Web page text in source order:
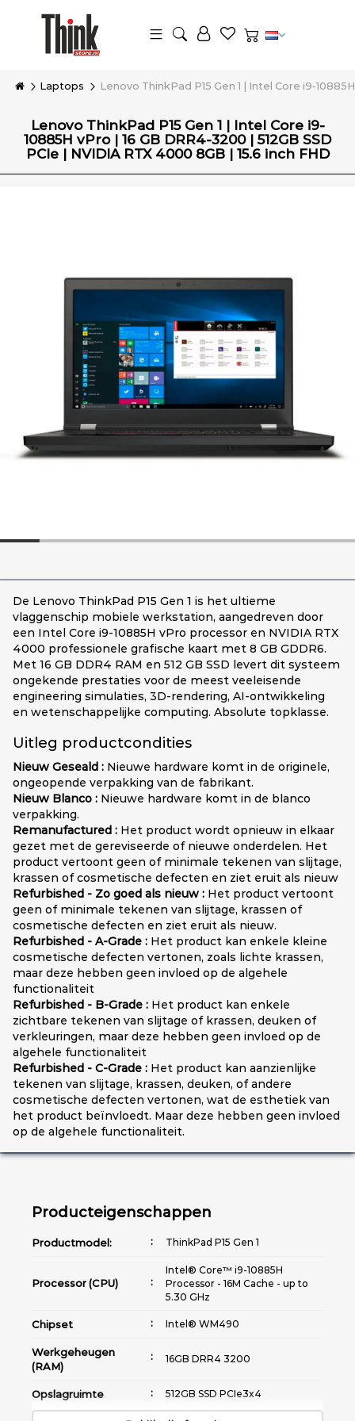
Laptops Lenovo ThinkPad P15 Gen 1 | Intel Core i9-
Lenovo ThinkPad P15 Gen 1 | Intel Core i9-
10885H vPro | 16 GB DRR4-3200 | 512GB SSD
PCIe | NVIDIA RTX 4000 8GB | 15.6 inch FHD
De Lenovo ThinkPad P15 Gen 1 is het ultieme
vlaggenschip mobiele werkstation, aangedreven door
een Intel Core i9-10885H vPro processor en NVIDIA RTX
4000 professionele grafische kaart met 8 GB GDDR6.
Met 16 GB DDR4 RAM en 512 GB SSD levert dit systeem
ongekende prestaties voor de meest veeleisende
engineering simulaties, 3D-rendering, AI-ontwikkeling
en wetenschappelijke computing. Absolute topklasse.
Uitleg productcondities
Nieuw Geseald : Nieuwe hardware komt in de originele,
ongeopende verpakking van de fabrikant.
Nieuw Blanco : Nieuwe hardware komt in de blanco
verpakking.
Remanufactured : Het product wordt opnieuw in elkaar
gezet met de gereviseerde of nieuwe onderdelen. Het
product vertoont geen of minimale tekenen van slijtage,
krassen of cosmetische defecten en ziet eruit als nieuw
Refurbished - Zo goed als nieuw : Het product vertoont
geen of minimale tekenen van slijtage, krassen of
cosmetische defecten en ziet eruit als nieuw.
Refurbished - A-Grade : Het product kan enkele kleine
cosmetische defecten vertonen, zoals lichte krassen,
maar deze hebben geen invloed op de algehele
functionaliteit
Refurbished - B-Grade : Het product kan enkele
zichtbare tekenen van slijtage of krassen, deuken of
verkleuringen, maar deze hebben geen invloed op de
algehele functionaliteit
Refurbished - C-Grade : Het product kan aanzienlijke
tekenen van slijtage, krassen, deuken, of andere
cosmetische defecten vertonen, wat de esthetiek van
het product beïnvloedt. Maar deze hebben geen invloed
op de algehele functionaliteit.
Producteigenschappen
Productmodel: ThinkPad P15 Gen 1
Processor (CPU)
Intel® Core™ i9-10885H
Processor - 16M Cache - up to
5.30 GHz
Chipset Intel® WM490
Werkgeheugen
(RAM)
16GB DRR4 3200
Opslagruimte 512GB SSD PCIe3x4